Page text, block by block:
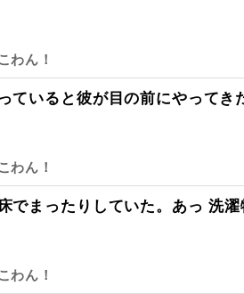
わん！
ていると彼が目の前にやって
わん！
でまったりしていた。あっ 洗
わん！